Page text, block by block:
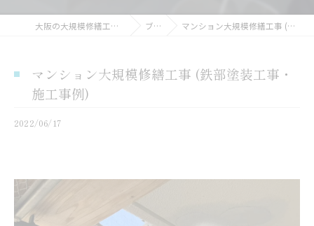
大阪の大規模修繕工事なら星功株式会社 ブログ マンション大規模修繕工事 (鉄部塗装工事・施工事例)
マンション大規模修繕工事 (鉄部塗装工事・
施工事例)
2022/06/17